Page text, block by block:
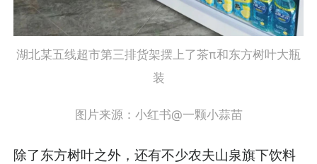
湖北某五线超市第三排货架摆上了茶π和东方树叶大瓶
装
图片来源：小红书@一颗小蒜苗
除了东方树叶之外，还有不少农夫山泉旗下饮料